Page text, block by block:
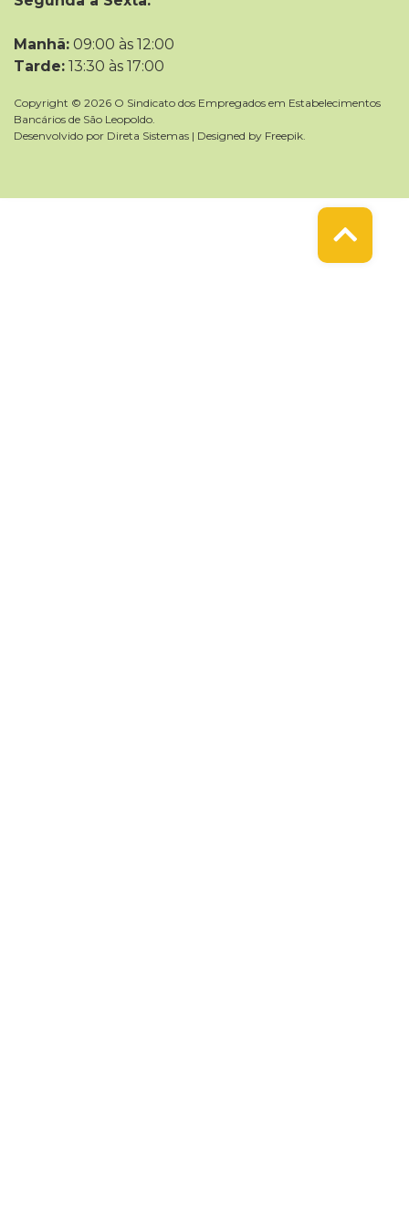
Manhã: 09:00 às 12:00
Tarde: 13:30 às 17:00
Copyright © 2026 O Sindicato dos Empregados em Estabelecimentos
Bancários de São Leopoldo.
Desenvolvido por Direta Sistemas | Designed by Freepik